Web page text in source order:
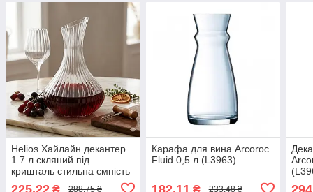
Helios Хайлайн декантер
1.7 л скляний під
кришталь стильна ємність
225,22 ₴ 288,75 ₴
Карафа для вина Arcoroc
Fluid 0,5 л (L3963)
182,11₴ 233,48 ₴